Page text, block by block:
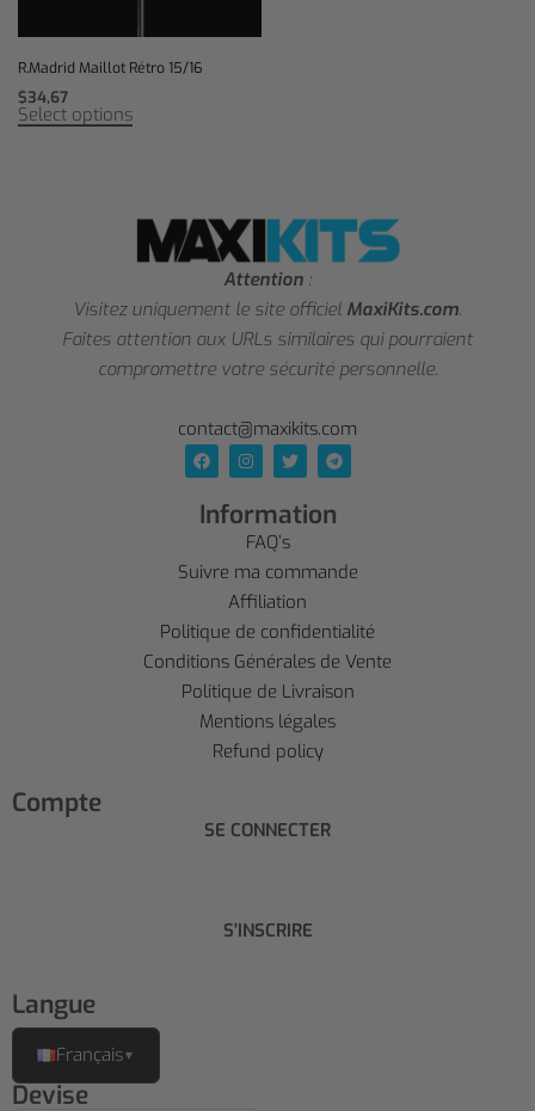
R.Madrid Maillot Rétro 15/16
$34,67
Select options
Attention :
Visitez uniquement le site officiel MaxiKits.com.
Faites attention aux URLs similaires qui pourraient
compromettre votre sécurité personnelle.
contact@maxikits.com
Information
FAQ’s
Suivre ma commande
Affiliation
Politique de confidentialité
Conditions Générales de Vente
Politique de Livraison
Mentions légales
Refund policy
Compte
SE CONNECTER
S'INSCRIRE
Langue
Français▼
Devise